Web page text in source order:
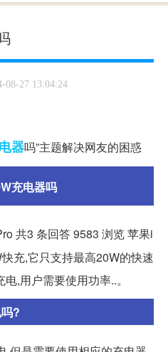
08-27 13:04:24
器吗”主题解决网友的困惑
充电器吗
共3 条回答 9583 浏览 苹果i
充,它只支持最高20W的快速
,用户需要使用功率..。
?